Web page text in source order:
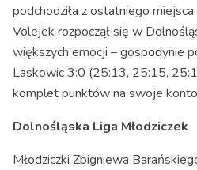
podchodziła z ostatniego
Volejek rozpoczął się w
większych emocji – gospodynie
Laskowic 3:0 (25:13, 25:15,
komplet punktów na swoje
Dolnośląska Liga Młodziczek
Młodziczki Zbigniewa